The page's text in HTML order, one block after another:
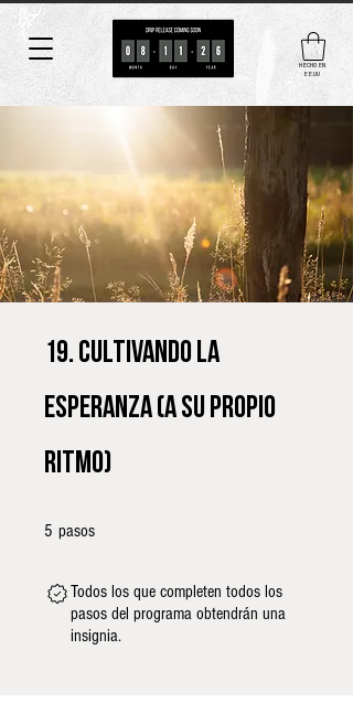
HECHO EN
EE.UU
19. Cultivando la
esperanza (a su propio
ritmo)
5 pasos
Todos los que completen todos los
pasos del programa obtendrán una
insignia.